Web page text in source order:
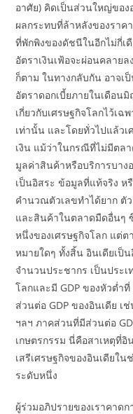
อาศัย) คิดเป็นส่วนใหญ่ขอ
ผลกระทบที่ล้าหลังของราค
ที่พักพิงของดัชนีในอีกไม่กี่เ
อัตราเงินเฟ้อจะผ่อนคลาย
ก็ตาม ในทางกลับกัน อาจ
อัตราดอกเบี้ยภายในเดือน
เกี่ยวกับเศรษฐกิจโลกไว้เฉ
เท่านั้น และโดยทั่วไปแล้ว
เงิน แม้ว่าในกรณีที่ไม่มีตล
มูลค่าสินค้าหรือบริการบาง
เป็นอิสระ ข้อมูลที่แท้จริง ห
คำนวณตัวเลขทำได้ยาก ตั
และสินค้าในตลาดมืดอื่นๆ
หนึ่งของเศรษฐกิจโลก แต่
หมายใดๆ ทั้งสิ้น อินเดียเป็
จำนวนประชากร เป็นประ
โลกและมี GDP ของหัวต่ำ
ส่วนต่อ GDP ของอินเดีย เ
ฯลฯ ภาคส่วนที่มีส่วนต่อ
เกษตรกรรม นี่คือสาเหตุที่อิ
เสรีเศรษฐกิจของอินเดียใ
ระดับหนึ่ง
ผู้ร่วมอภิปรายของเราคาด